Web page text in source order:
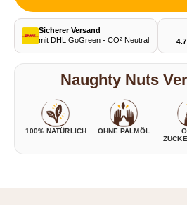
Sicherer Versand
mit DHL GoGreen - CO² Neutral
Naughty Nuts
100% NATÜRLICH OHNE PALMÖL